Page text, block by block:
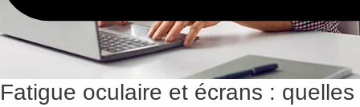
Fatigue oculaire et écrans :